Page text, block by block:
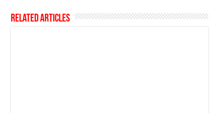
Related Articles